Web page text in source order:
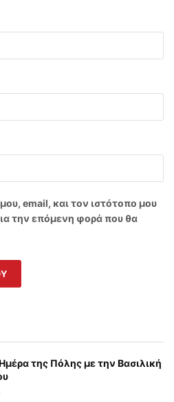
email, και τον ιστότοπο μου
την επόμενη φορά που θα
της Πόλης με την Βασιλική